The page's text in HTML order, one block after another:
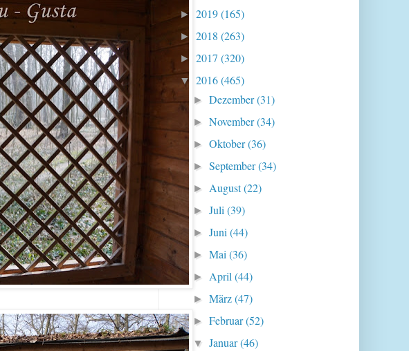
► 2019(165)
► 2018 (263)
► 2017 (320)
▼ 2016(465)
►Dezember(31)
►November(34)
►Oktober(36)
►September(34)
► August(22)
►Juli(39)
►Juni(44)
►Mai(36)
► April(44)
►März(47)
►Februar(52)
▼Januar(46)